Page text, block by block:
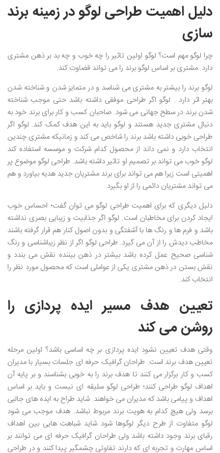
دلیل اهمیت طراحی لوگو در زمینه برند
سازی
چرا لوگو مهم است؟ لوگو اولین تاثیر را چه خوب و چه بد بر ذهن مشتری
دارد. مشتری بر اساس لوگو برند را می تواند قضاوت کند.
لوگو برند را بیشتر به مشتری می شناسد و در متمایز شدن و شناخته شدن
بهتر اثر دارد . لوگو اگر طراحی موفقی داشته باشد حتی موجب شناخته
شدن برند در سطح جهانی می شود. صاحبان کسب و کار برای برند خود به
دنبال مشتری جدید هستند و لوگو باید به این هدف کمک کند. لوگو اگر
طراحی خوبی داشته باشد برند را شاخص می کند و زمانیکه مشتری چندین
انتخاب دارد و نمی داند از محصول کدام شرکت و موسسه استفاده کند
لوگو خوب می تواند بر تصمیم او تاثیر داشته باشد. طراحی لوگو موضوع پر
اهمیتی است زیرا هم می تواند برای برند مشتریان جدید هدیه بیاورد و هم
می تواند مشتریان دائمی را از او بگیرد.
دلیل دیگری که برای اهمیت طراحی لوگو می توان گفت؛ احساس خوب
ایجاد کردن برای مخاطبان است. لوگو اگر جذابیت و زیبایی بصری نداشته
باشد و فرم ها و رنگ ها با آشفتگی و بدون اصول کنار هم قرار گرفته باشند
مخاطب دیدش را از آن می گیرد. طراحی لوگو اگر از نظر زیباشناسی و رنگ
شناسی صحیح عمل کرده باشد بیشتر در ذهن بیننده نقش می بندد و
نقش بستن در ذهن مشتری یکی از عواملی است که محصول مورد نظر را
انتخاب کند.
تعیین هدف مسیر ایده پردازی را
روشن می کند
وقتی هدف تعیین نشود ایده پردازی بر چه اساسی باشد؟ اولین مرحله
تعیین هدف برند است. طراحان گرافیک حرفه ای جلسات بسیار با مدیران
کسب و کار برگزار می کنند تا هدف برند را به خوبی بشناسند و بر پایه آن
اهداف لوگو طراحی کنند؛ طراحی لوگو سلیقه ای نیست و باید بر اساس
اهداف و پیامی باشد که مدیران می خواهند. شاید طراح به ایده های جالبی
برسد ولی هیچ کدام به هویت برند مربوط نباشد. هدف موجب می شود
لوگو متفاوت از طرح دیگر لوگوها شود شاید شباهت هایی بین اهداف
رقبای برند وجود داشته باشد ولی طراحان گرافیک حرفه ای می توانند بر
اساس مهارت و تجربه ای که دارند تفاوتی چشمگیر پیدا کنند و در طراحی